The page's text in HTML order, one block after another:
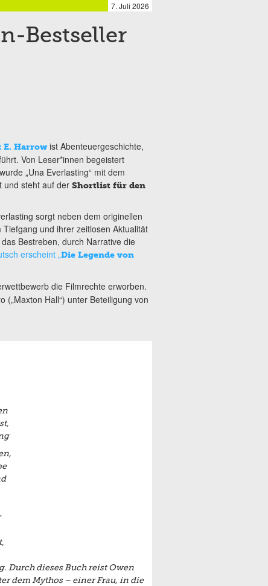
7. Juli 2026
Bestseller
E. Harrowist Abenteuergeschichte,
Von Leser*innen begeistert
„Una Everlasting“ mit dem
und steht auf der Shortlist für den
sorgt neben dem originellen
und ihrer zeitlosen Aktualität
Bestreben, durch Narrative die
erscheint „Die Legende von
die Filmrechte erworben.
Hall“) unter Beteiligung von
Durch dieses Buch reist Owen
dem Mythos – einer Frau, in die